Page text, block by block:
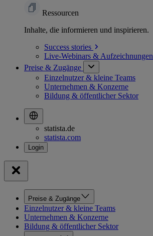
Ressourcen
Inhalte, die informieren und inspirieren.
Success stories
Live-Webinars & Aufzeichnungen
Preise & Zugänge
Einzelnutzer & kleine Teams
Unternehmen & Konzerne
Bildung & öffentlicher Sektor
statista.de
statista.com
Preise & Zugänge
Einzelnutzer & kleine Teams
Unternehmen & Konzerne
Bildung & öffentlicher Sektor